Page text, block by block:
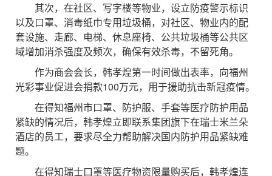
其次，在社区、写字楼等物业，设立防疫警示标识
以及口罩、消毒纸巾专用垃圾桶，对社区、物业内的配
套设施、走廊、电梯、休息座椅、公共垃圾桶等公共区
域增加消杀强度及频次，确保有效杀毒，不留死角。
作为商会会长，韩孝煌第一时间做出表率，向福州
光彩事业促进会捐款100万元，用于援助抗击新冠疫情。
在得知福州市口罩、防护服、手套等医疗防护用品
紧缺的情况后，韩孝煌立即联系集团旗下在瑞士米兰朵
酒店的员工，要求尽全力帮助解决国内防护用品紧缺难
题。
在得知瑞士口罩等医疗物资限量购买后，韩孝煌连